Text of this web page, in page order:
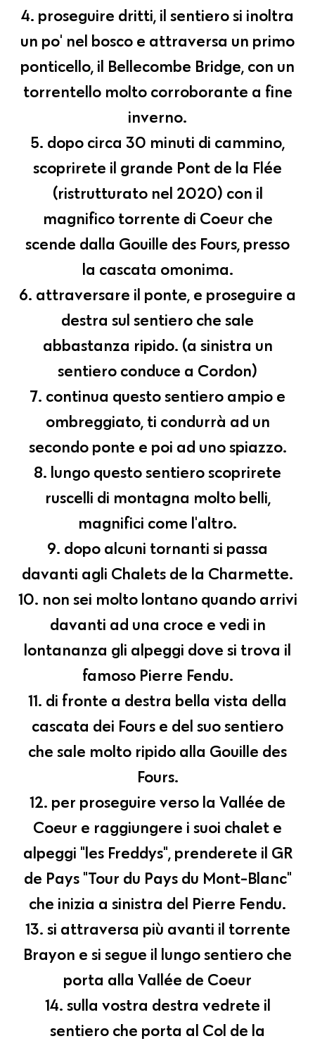
4. proseguire dritti, il sentiero si inoltra
un po' nel bosco e attraversa un primo
ponticello, il Bellecombe Bridge, con un
torrentello molto corroborante a fine
inverno.
5. dopo circa 30 minuti di cammino,
scoprirete il grande Pont de la Flée
(ristrutturato nel 2020) con il
magnifico torrente di Coeur che
scende dalla Gouille des Fours, presso
la cascata omonima.
6. attraversare il ponte, e proseguire a
destra sul sentiero che sale
abbastanza ripido. (a sinistra un
sentiero conduce a Cordon)
7. continua questo sentiero ampio e
ombreggiato, ti condurrà ad un
secondo ponte e poi ad uno spiazzo.
8. lungo questo sentiero scoprirete
ruscelli di montagna molto belli,
magnifici come l'altro.
9. dopo alcuni tornanti si passa
davanti agli Chalets de la Charmette.
10. non sei molto lontano quando arrivi
davanti ad una croce e vedi in
lontananza gli alpeggi dove si trova il
famoso Pierre Fendu.
11. di fronte a destra bella vista della
cascata dei Fours e del suo sentiero
che sale molto ripido alla Gouille des
Fours.
12. per proseguire verso la Vallée de
Coeur e raggiungere i suoi chalet e
alpeggi "les Freddys", prenderete il GR
de Pays "Tour du Pays du Mont-Blanc"
che inizia a sinistra del Pierre Fendu.
13. si attraversa più avanti il ​​torrente
Brayon e si segue il lungo sentiero che
porta alla Vallée de Coeur
14. sulla vostra destra vedrete il
sentiero che porta al Col de la